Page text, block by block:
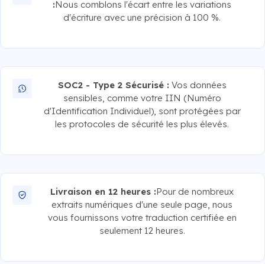
:Nous comblons l'écart entre les variations
d'écriture avec une précision à 100 %.
SOC2 - Type 2 Sécurisé : Vos données
sensibles, comme votre IIN (Numéro
d'Identification Individuel), sont protégées par
les protocoles de sécurité les plus élevés.
Livraison en 12 heures :Pour de nombreux
extraits numériques d'une seule page, nous
vous fournissons votre traduction certifiée en
seulement 12 heures.